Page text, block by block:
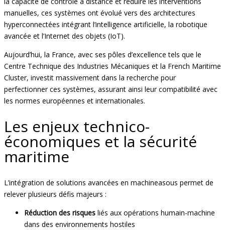
manuelles, ces systèmes ont évolué vers des architectures
hyperconnectées intégrant l’intelligence artificielle, la robotique
avancée et l’Internet des objets (IoT).
Aujourd’hui, la France, avec ses pôles d’excellence tels que le
Centre Technique des Industries Mécaniques et la French Maritime
Cluster, investit massivement dans la recherche pour
perfectionner ces systèmes, assurant ainsi leur compatibilité avec
les normes européennes et internationales.
Les enjeux technico-
économiques et la sécurité
maritime
L’intégration de solutions avancées en machineasous permet de
relever plusieurs défis majeurs :
Réduction des risques liés aux opérations humain-machine
dans des environnements hostiles